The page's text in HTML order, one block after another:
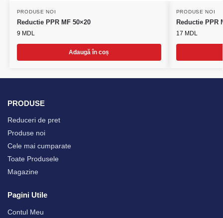
PRODUSE NOI
Reductie PPR MF 50×20
9 MDL
Adaugă în coș
PRODUSE NOI
Reductie PPR
17 MDL
PRODUSE
Reduceri de pret
Produse noi
Cele mai cumparate
Toate Produsele
Magazine
Pagini Utile
Contul Meu